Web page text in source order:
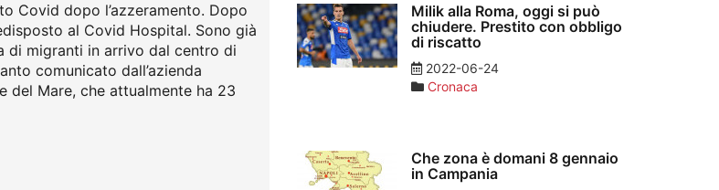
Covid dopo l’azzeramento. Dopo
al Covid Hospital. Sono già
di migranti in arrivo dal centro di
comunicato dall’azienda
del Mare, che attualmente ha 23
Milik alla Roma, oggi si può
chiudere. Prestito con obbligo
di riscatto
2022-06-24
Cronaca
Che zona è domani 8 gennaio
in Campania